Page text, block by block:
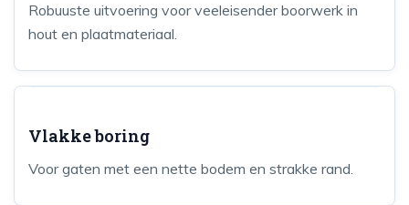
Robuuste uitvoering voor veeleisender boorwerk in
hout en plaatmateriaal.
Vlakke boring
Voor gaten met een nette bodem en strakke rand.